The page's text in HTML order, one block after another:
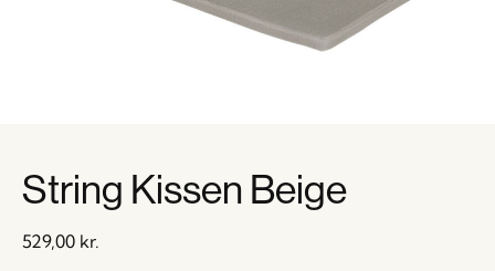
String Kissen Beige
529,00 kr.